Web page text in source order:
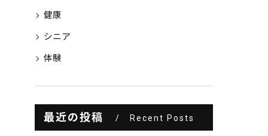
健康
シニア
体験
最近の投稿 Recent Posts